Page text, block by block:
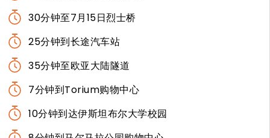
30分钟至7月15日烈士桥
25分钟到长途汽车站
35分钟至欧亚大陆隧道
7分钟到Torium购物中心
10分钟到达伊斯坦布尔大学校园